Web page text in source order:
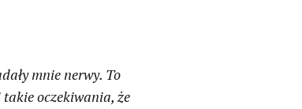
mnie nerwy. To
oczekiwania, że